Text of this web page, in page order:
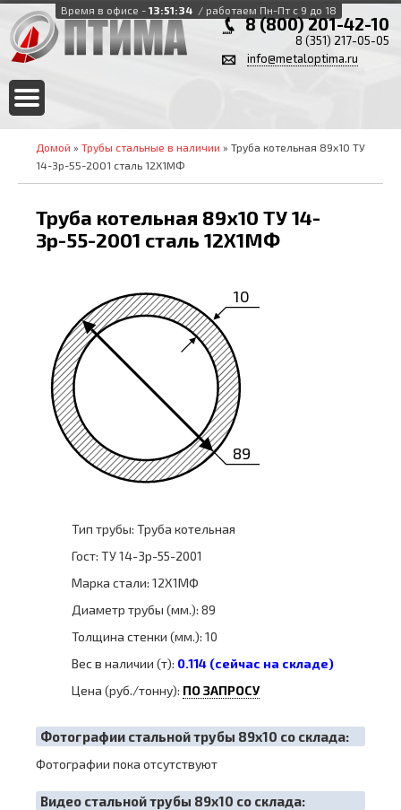
Время в офисе - 13:51:34 / работаем Пн-Пт с 9 до 18
8 (800) 201-42-10
8 (351) 217-05-05
info@metaloptima.ru
Домой » Трубы стальные в наличии » Труба котельная 89х10 ТУ
14-3р-55-2001 сталь 12Х1МФ
Труба котельная 89х10 ТУ 14-
3р-55-2001 сталь 12Х1МФ
89
10
Тип трубы: Труба котельная
Гост: ТУ 14-3р-55-2001
Марка стали: 12Х1МФ
Диаметр трубы (мм.): 89
Толщина стенки (мм.): 10
Вес в наличии (т): 0.114 (сейчас на складе)
Цена (руб./тонну): ПО ЗАПРОСУ
Фотографии стальной трубы 89х10 со склада:
Фотографии пока отсутствуют
Видео стальной трубы 89х10 со склада: